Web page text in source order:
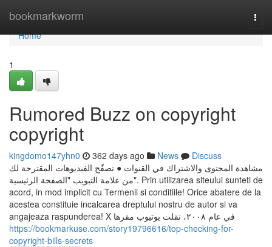
bookmarkworm
Home
Home
1
Rumored Buzz on copyright
copyright
kingdomo147yhn0 362 days ago News
Discuss
مشاهدة المحتوى والاشتراك في القنوات ● تصفّح الفيديوهات المقترحة لك
من علامة التبويب "الصفحة الرئيسية". Prin utilizarea siteului sunteti de
acord, in mod implicit cu Termenii si conditiile! Orice abatere de la
acestea constituie incalcarea dreptului nostru de autor si va
angajeaza raspunderea! X في عام ٢٠٠٨، نقلت يوتيوب مقرها
https://bookmarkuse.com/story19796616/top-checking-for-
copyright-bills-secrets